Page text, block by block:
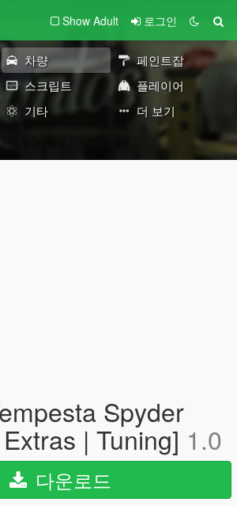
Show Adult 로그인
차량
페인트잡
스크립트
플레이어
기타 더 보기
Spyder
| Tuning] 1.0
다운로드